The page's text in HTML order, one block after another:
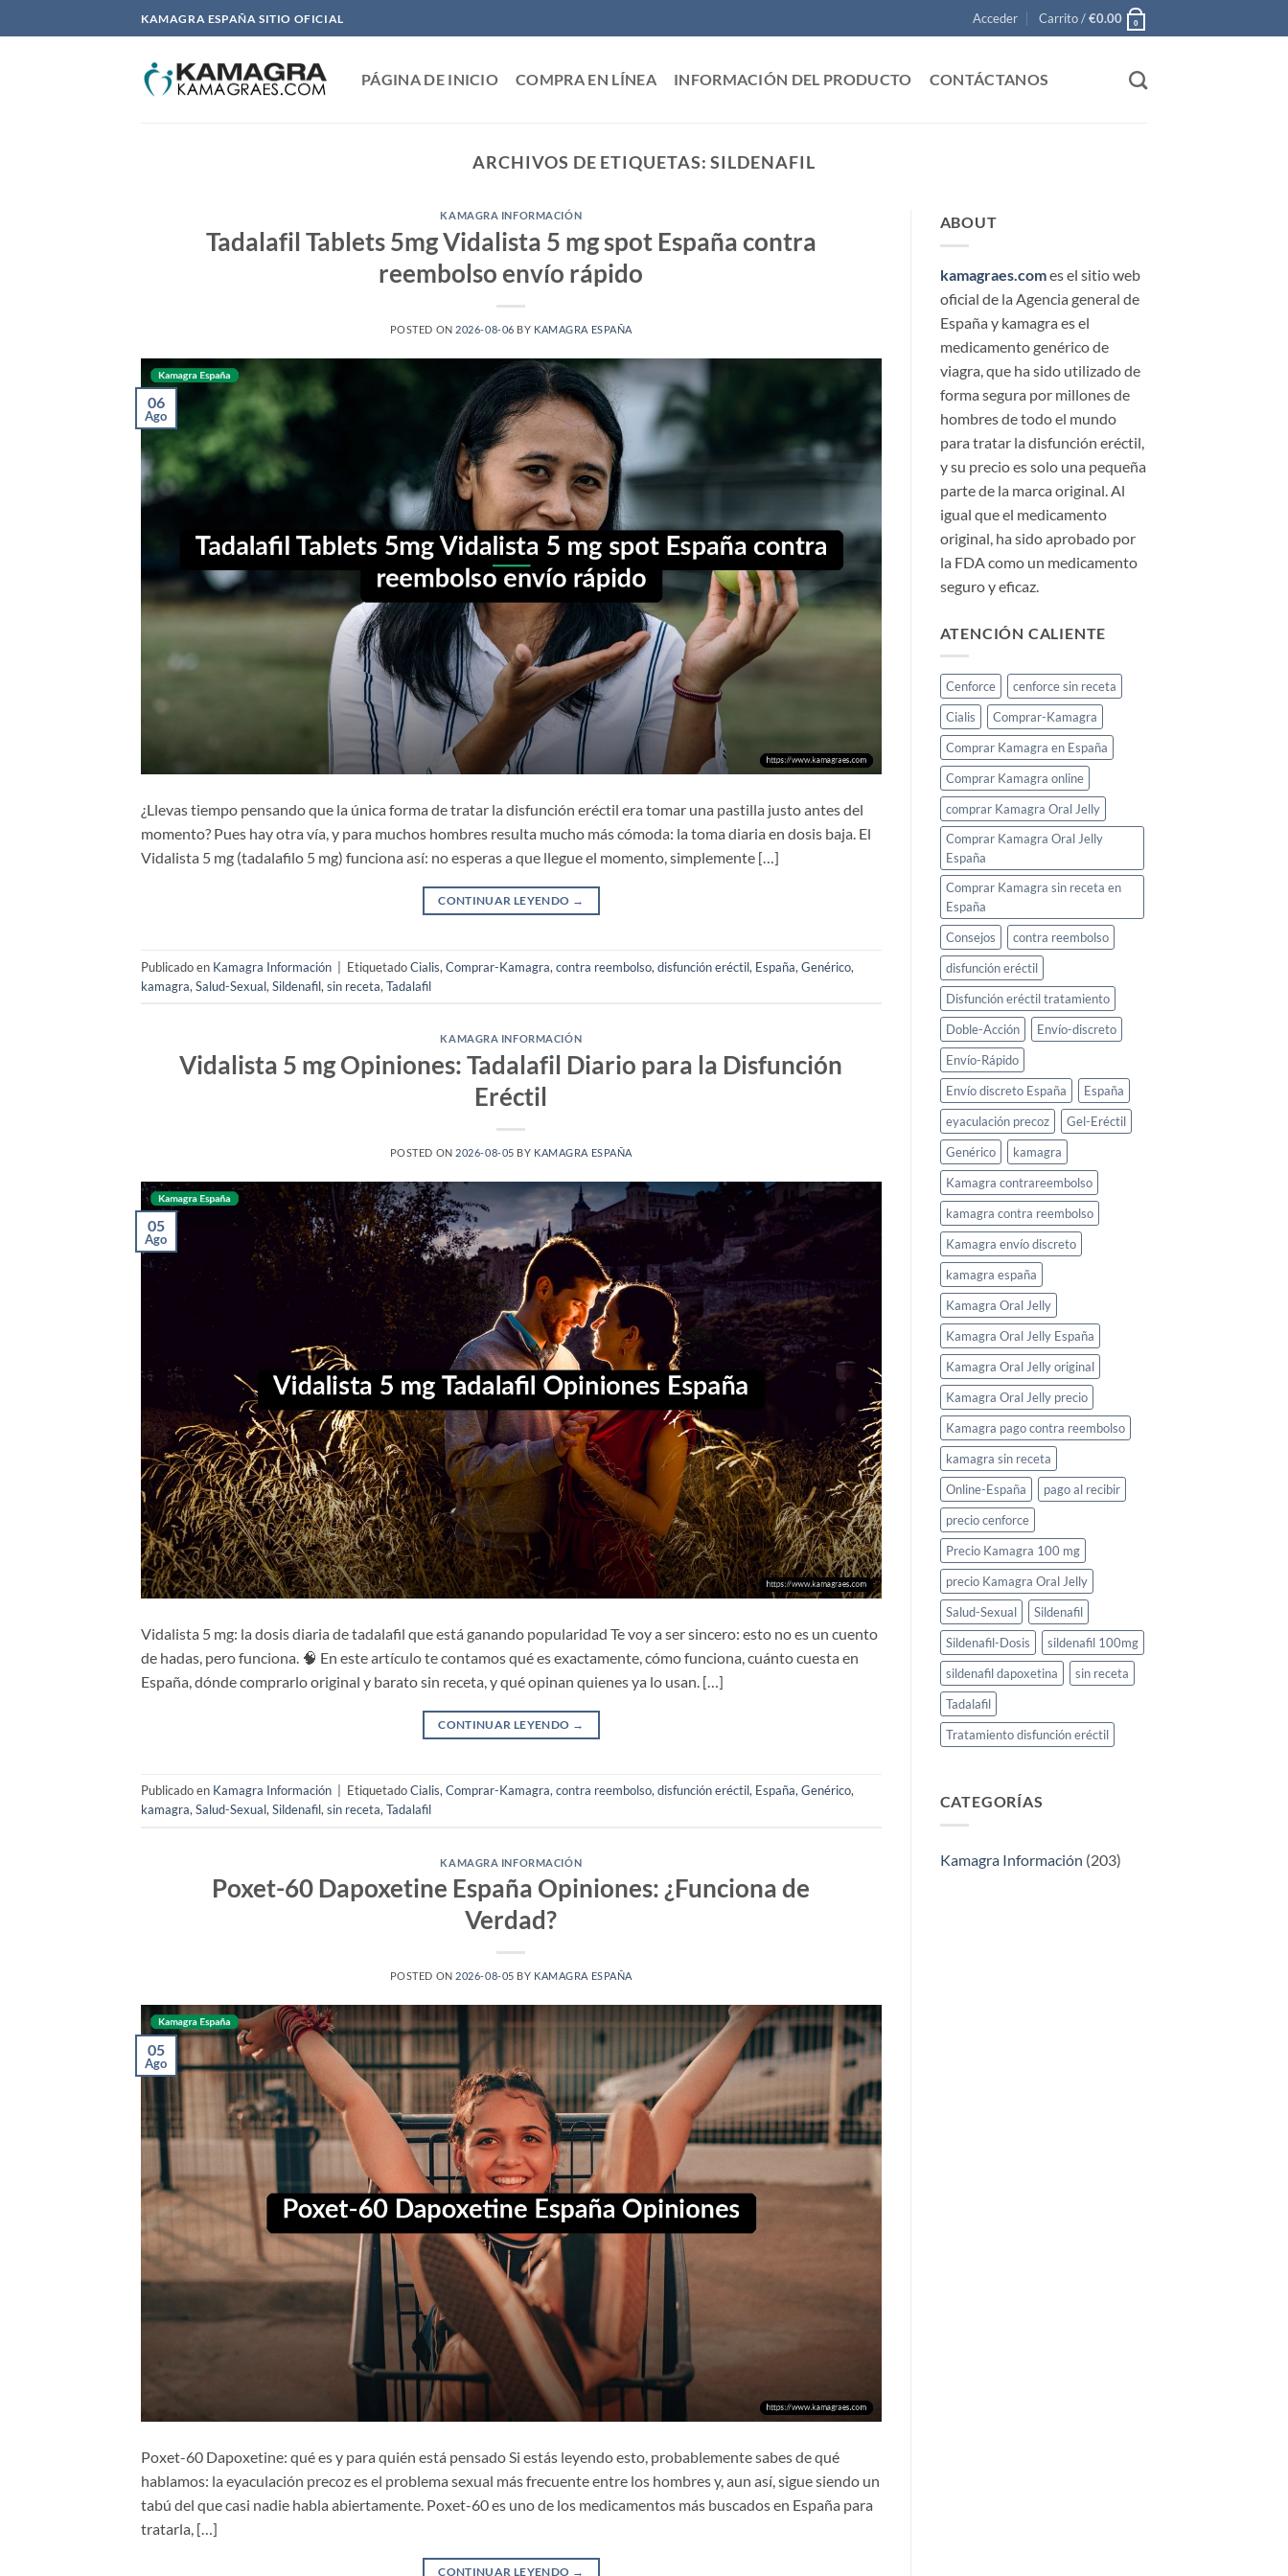
al
KAMAGRA ESPAÑA SITIO OFICIAL Acceder Carrito /€0.00 0
PÁGINA DE INICIO COMPRA EN LÍNEA INFORMACIÓN DEL PRODUCTO CONTÁCTANOS
ARCHIVOS DE ETIQUETAS:SILDENAFIL
KAMAGRA INFORMACIÓN
Tadalafil Tablets 5mg Vidalista 5 mg spot España contra
reembolso envío rápido
POSTED ON 2026-08-06 BY KAMAGRA ESPAÑA
06
Ago
¿Llevas tiempo pensando que la única forma de tratar la disfunción eréctil era tomar una pastilla justo antes del
momento? Pues hay otra vía, y para muchos hombres resulta mucho más cómoda: la toma diaria en dosis baja. El
Vidalista 5 mg (tadalafilo 5 mg) funciona así: no esperas a que llegue el momento, simplemente […]
CONTINUAR LEYENDO →
Publicado en Kamagra Información EtiquetadoCialis, Comprar-Kamagra, contra reembolso, disfunción eréctil, España, Genérico,
kamagra, Salud-Sexual, Sildenafil, sin receta, Tadalafil
KAMAGRA INFORMACIÓN
Vidalista 5 mg Opiniones: Tadalafil Diario para la Disfunción
Eréctil
POSTED ON 2026-08-05 BY KAMAGRA ESPAÑA
05
Ago
Vidalista 5 mg: la dosis diaria de tadalafil que está ganando popularidad Te voy a ser sincero: esto no es un cuento
de hadas, pero funciona. 🧠 En este artículo te contamos qué es exactamente, cómo funciona, cuánto cuesta en
España, dónde comprarlo original y barato sin receta, y qué opinan quienes ya lo usan. […]
CONTINUAR LEYENDO →
Publicado en Kamagra Información EtiquetadoCialis, Comprar-Kamagra, contra reembolso, disfunción eréctil, España, Genérico,
kamagra, Salud-Sexual, Sildenafil, sin receta, Tadalafil
KAMAGRA INFORMACIÓN
Poxet-60 Dapoxetine España Opiniones: ¿Funciona de
Verdad?
POSTED ON 2026-08-05 BY KAMAGRA ESPAÑA
05
Ago
Poxet-60 Dapoxetine: qué es y para quién está pensado Si estás leyendo esto, probablemente sabes de qué
hablamos: la eyaculación precoz es el problema sexual más frecuente entre los hombres y, aun así, sigue siendo un
tabú del que casi nadie habla abiertamente. Poxet-60 es uno de los medicamentos más buscados en España para
tratarla, […]
CONTINUAR LEYENDO →
ABOUT
kamagraes.comes el sitio web
oficial de la Agencia general de
España y kamagra es el
medicamento genérico de
viagra, que ha sido utilizado de
forma segura por millones de
hombres de todo el mundo
para tratar la disfunción eréctil,
y su precio es solo una pequeña
parte de la marca original. Al
igual que el medicamento
original, ha sido aprobado por
la FDA como un medicamento
seguro y eficaz.
ATENCIÓN CALIENTE
Cenforce
cenforce sin receta
Cialis
Comprar-Kamagra
Comprar Kamagra en España
Comprar Kamagra online
comprar Kamagra Oral Jelly
Comprar Kamagra Oral Jelly
España
Comprar Kamagra sin receta en
España
Consejos
contra reembolso
disfunción eréctil
Disfunción eréctil tratamiento
Doble-Acción
Envío-discreto
Envío-Rápido
Envío discreto España
España
eyaculación precoz
Gel-Eréctil
Genérico
kamagra
Kamagra contrareembolso
kamagra contra reembolso
Kamagra envío discreto
kamagra españa
Kamagra Oral Jelly
Kamagra Oral Jelly España
Kamagra Oral Jelly original
Kamagra Oral Jelly precio
Kamagra pago contra reembolso
kamagra sin receta
Online-España
pago al recibir
precio cenforce
Precio Kamagra 100 mg
precio Kamagra Oral Jelly
Salud-Sexual
Sildenafil
Sildenafil-Dosis
sildenafil 100mg
sildenafil dapoxetina
sin receta
Tadalafil
Tratamiento disfunción eréctil
CATEGORÍAS
Kamagra Información (203)